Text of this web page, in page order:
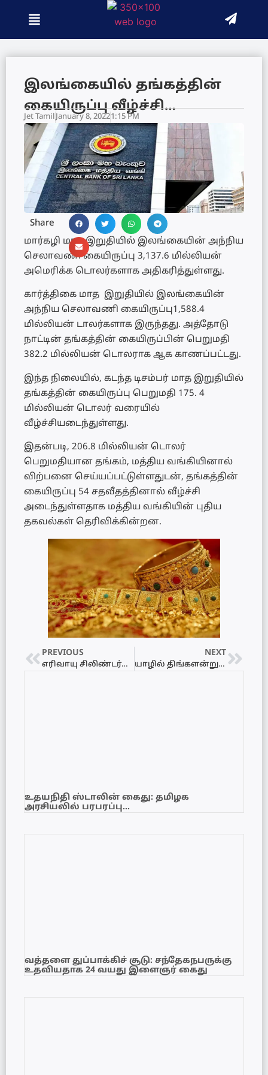
இலங்கையில் தங்கத்தின்
கையிருப்பு வீழ்ச்சி…
Jet Tamil January 8, 20221:15 PM
Share
மார்கழி மாத இறுதியில் இலங்கையின் அந்நிய
செலாவணி கையிருப்பு 3,137.6 மில்லியன்
அமெரிக்க டொலர்களாக அதிகரித்துள்ளது.
கார்த்திகை மாத இறுதியில் இலங்கையின்
அந்நிய செலாவணி கையிருப்பு1,588.4
மில்லியன் டாலர்களாக இருந்தது. அத்தோடு
நாட்டின் தங்கத்தின் கையிருப்பின் பெறுமதி
382.2 மில்லியன் டொலராக ஆக காணப்பட்டது.
இந்த நிலையில், கடந்த டிசம்பர் மாத இறுதியில்
தங்கத்தின் கையிருப்பு பெறுமதி 175. 4
மில்லியன் டொலர் வரையில்
வீழ்ச்சியடைந்துள்ளது.
இதன்படி, 206.8 மில்லியன் டொலர்
பெறுமதியான தங்கம், மத்திய வங்கியினால்
விற்பனை செய்யப்பட்டுள்ளதுடன், தங்கத்தின்
கையிருப்பு 54 சதவீதத்தினால் வீழ்ச்சி
அடைந்துள்ளதாக மத்திய வங்கியின் புதிய
தகவல்கள் தெரிவிக்கின்றன.
PREVIOUS
எரிவாயு சிலிண்டர்களுடன் யாழில் பல பகுதிகளில் வரிசையில் நிக்கும் மக்கள்…
NEXT
யாழில் திங்களன்று உலகத் தமிழாராய்ச்சி மாநாட்டுப் படுகொலையின் நினைவேந்தல்
உதயநிதி ஸ்டாலின் கைது: தமிழக
அரசியலில் பரபரப்பு…
வத்தளை துப்பாக்கிச் சூடு: சந்தேகநபருக்கு
உதவியதாக 24 வயது இளைஞர் கைது